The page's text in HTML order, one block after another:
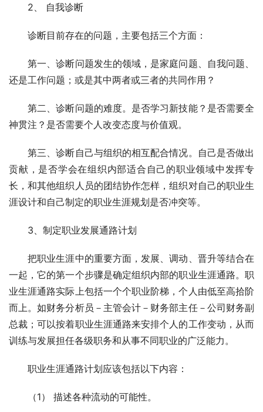
2、 自我诊断
诊断目前存在的问题，主要包括三个方面：
第一、诊断问题发生的领域，是家庭问题、自我问题、
还是工作问题；或是其中两者或三者的共同作用？
第二、诊断问题的难度。是否学习新技能？是否需要全
神贯注？是否需要个人改变态度与价值观。
第三、诊断自己与组织的相互配合情况。自己是否做出
贡献，是否学会在组织内部适合自己的职业领域中发挥专
长，和其他组织人员的团结协作怎样，组织对自己的职业生
涯设计和自己制定的职业生涯规划是否冲突等。
3、制定职业发展通路计划
把职业生涯中的重要方面，发展、调动、晋升等结合在
一起，它的第一个步骤是确定组织内部的职业生涯通路。职
业生涯通路实际上包括一个个职业阶梯，个人由低至高拾阶
而上。如财务分析员－主管会计－财务部主任－公司财务副
总裁；可以按着职业生涯通路来安排个人的工作变动，从而
训练与发展担任各级职务和从事不同职业的广泛能力。
职业生涯通路计划应该包括以下内容：
（1） 描述各种流动的可能性。